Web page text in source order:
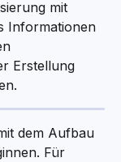
mit
Informationen
Erstellung
dem Aufbau
Für